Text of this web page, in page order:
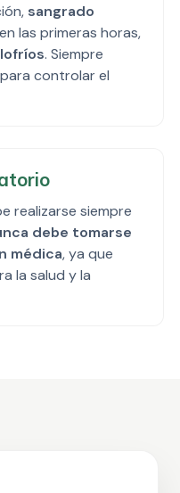
sangrado
las primeras horas,
. Siempre
controlar el
realizarse siempre
debe tomarse
médica, ya que
la salud y la